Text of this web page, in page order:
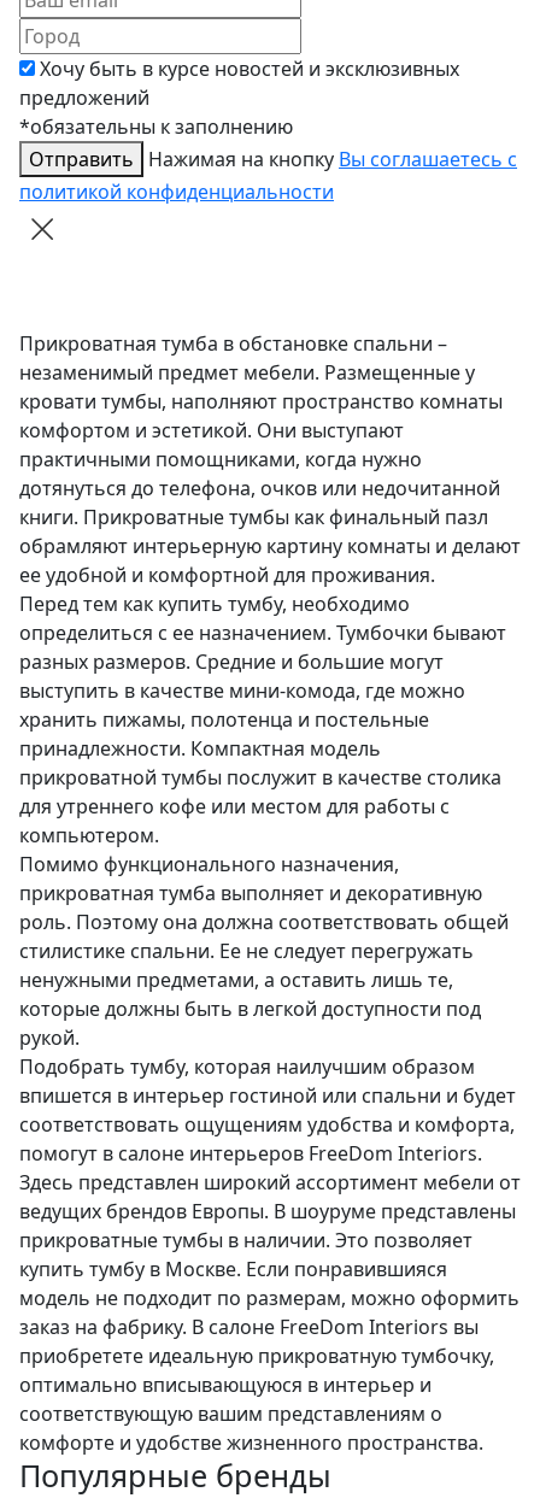
Хочу быть в курсе новостей и эксклюзивных
предложений
*обязательны к заполнению
Отправить
Нажимая на кнопку Вы соглашаетесь с
политикой конфиденциальности
Прикроватная тумба в обстановке спальни –
незаменимый предмет мебели. Размещенные у
кровати тумбы, наполняют пространство комнаты
комфортом и эстетикой. Они выступают
практичными помощниками, когда нужно
дотянуться до телефона, очков или недочитанной
книги. Прикроватные тумбы как финальный пазл
обрамляют интерьерную картину комнаты и делают
ее удобной и комфортной для проживания.
Перед тем как купить тумбу, необходимо
определиться с ее назначением. Тумбочки бывают
разных размеров. Средние и большие могут
выступить в качестве мини-комода, где можно
хранить пижамы, полотенца и постельные
принадлежности. Компактная модель
прикроватной тумбы послужит в качестве столика
для утреннего кофе или местом для работы с
компьютером.
Помимо функционального назначения,
прикроватная тумба выполняет и декоративную
роль. Поэтому она должна соответствовать общей
стилистике спальни. Ее не следует перегружать
ненужными предметами, а оставить лишь те,
которые должны быть в легкой доступности под
рукой.
Подобрать тумбу, которая наилучшим образом
впишется в интерьер гостиной или спальни и будет
соответствовать ощущениям удобства и комфорта,
помогут в салоне интерьеров FreeDom Interiors.
Здесь представлен широкий ассортимент мебели от
ведущих брендов Европы. В шоуруме представлены
прикроватные тумбы в наличии. Это позволяет
купить тумбу в Москве. Если понравившияся
модель не подходит по размерам, можно оформить
заказ на фабрику. В салоне FreeDom Interiors вы
приобретете идеальную прикроватную тумбочку,
оптимально вписывающуюся в интерьер и
соответствующую вашим представлениям о
комфорте и удобстве жизненного пространства.
Популярные бренды